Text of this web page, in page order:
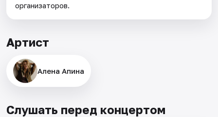
организаторов.
Артист
Алена Апина
Слушать перед концертом